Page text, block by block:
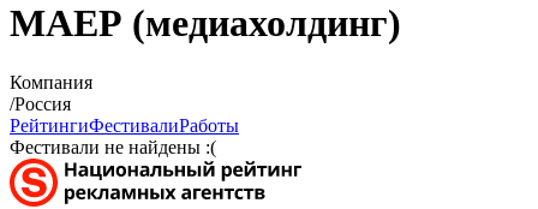
МАЕР (медиахолдинг)
Компания
/Россия
РейтингиФестивалиРаботы
Фестивали не найдены :(